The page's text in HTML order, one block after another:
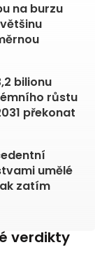
na burzu
bilionu
růstu
překonat
umělé
zatím
verdikty